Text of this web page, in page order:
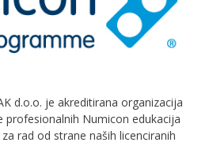
d.o.o. je akreditirana organizacija
profesionalnih Numicon edukacija
rad od strane naših licenciranih